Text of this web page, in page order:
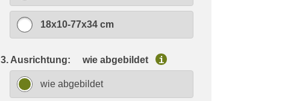
18x10-77x34 cm
3. Ausrichtung: wie abgebildet i
wie abgebildet